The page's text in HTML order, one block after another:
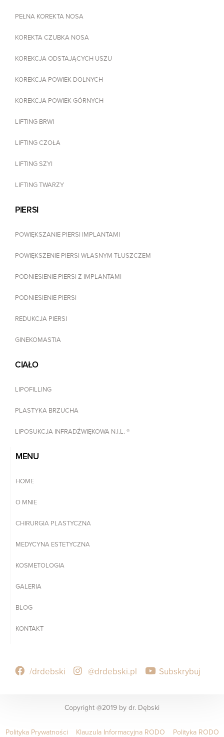
PEŁNA KOREKTA NOSA
KOREKTA CZUBKA NOSA
KOREKCJA ODSTAJĄCYCH USZU
KOREKCJA POWIEK DOLNYCH
KOREKCJA POWIEK GÓRNYCH
LIFTING BRWI
LIFTING CZOŁA
LIFTING SZYI
LIFTING TWARZY
PIERSI
POWIĘKSZANIE PIERSI IMPLANTAMI
POWIĘKSZENIE PIERSI WŁASNYM TŁUSZCZEM
PODNIESIENIE PIERSI Z IMPLANTAMI
PODNIESIENIE PIERSI
REDUKCJA PIERSI
GINEKOMASTIA
CIAŁO
LIPOFILLING
PLASTYKA BRZUCHA
LIPOSUKCJA INFRADŹWIĘKOWA N.I.L. ®
MENU
HOME
O MNIE
CHIRURGIA PLASTYCZNA
MEDYCYNA ESTETYCZNA
KOSMETOLOGIA
GALERIA
BLOG
KONTAKT
/drdebski @drdebski.pl Subskrybuj
Copyright @2019 by dr. Dębski
Polityka Prywatności Klauzula Informacyjna RODO Polityka RODO